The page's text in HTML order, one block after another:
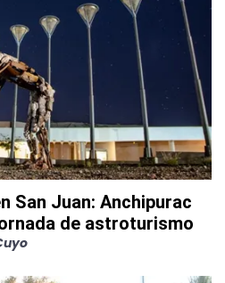
San Juan: Anchipurac
de astroturismo